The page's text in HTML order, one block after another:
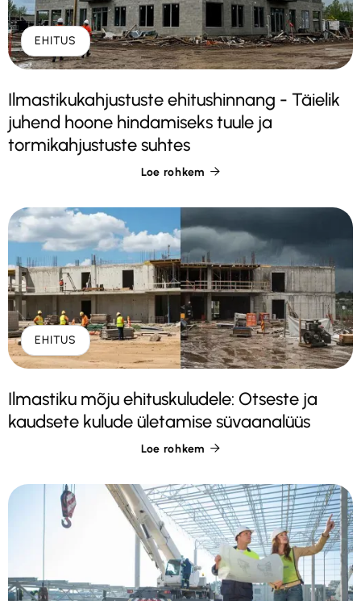
EHITUS
Ilmastikukahjustuste ehitushinnang - Täielik
juhend hoone hindamiseks tuule ja
tormikahjustuste suhtes
Loe rohkem 
EHITUS
Ilmastiku mõju ehituskuludele: Otseste ja
kaudsete kulude ületamise süvaanalüüs
Loe rohkem 